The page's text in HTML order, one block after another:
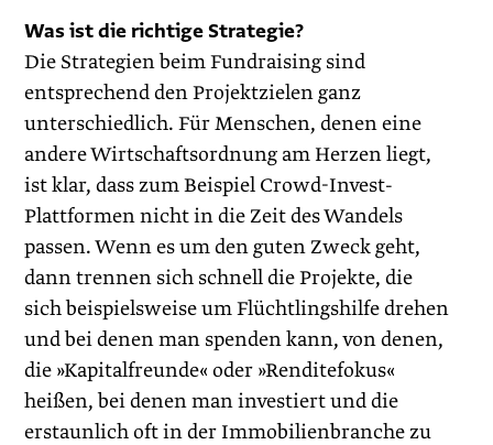
Was ist die richtige Strategie?
Die Strategien beim Fundraising sind
entsprechend den Projektzielen ganz
unterschiedlich. Für Menschen, denen eine
andere Wirtschaftsordnung am Herzen liegt,
ist klar, dass zum Beispiel Crowd-Invest-
Plattformen nicht in die Zeit des Wandels
passen. Wenn es um den guten Zweck geht,
dann trennen sich schnell die Projekte, die
sich beispielsweise um Flüchtlingshilfe drehen
und bei denen man spenden kann, von denen,
die »Kapitalfreunde« oder »Renditefokus«
heißen, bei denen man investiert und die
erstaunlich oft in der Immobilienbranche zu